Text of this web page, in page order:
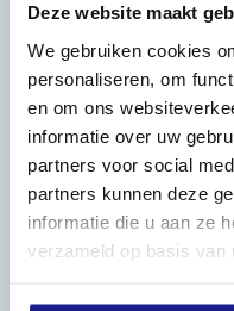
Deze website maakt
We gebruiken cookies
personaliseren, om
en om ons
informatie over uw
partners voor social
partners kunnen deze
informatie die u aan ze
verzameld op basis van
OPENINGSTIJDEN
Maandag t/m vrijdag:
Zaterdag: 09:00 -
Zondag: gesloten